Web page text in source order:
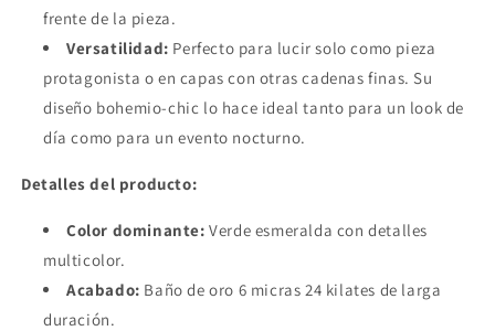
frente de la pieza.
Versatilidad: Perfecto para lucir solo como pieza
protagonista o en capas con otras cadenas finas. Su
diseño bohemio-chic lo hace ideal tanto para un look de
día como para un evento nocturno.
Detalles del producto:
Color dominante: Verde esmeralda con detalles
multicolor.
Acabado: Baño de oro 6 micras 24 kilates de larga
duración.